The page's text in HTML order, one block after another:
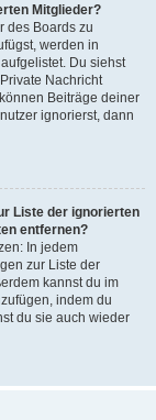
Mitglieder?
des Boards zu
werden in
Du siehst
Nachricht
Beiträge deiner
ignorierst, dann
Liste der ignorierten
entfernen?
In jedem
zur Liste der
kannst du im
indem du
du sie auch wieder